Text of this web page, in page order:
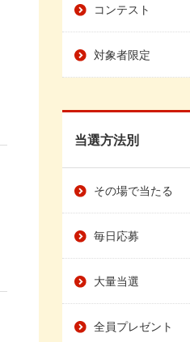
コンテスト
対象者限定
当選方法別
その場で当たる
毎日応募
大量当選
全員プレゼント